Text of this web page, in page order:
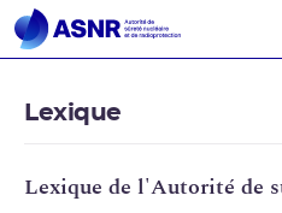
Lexique
Lexique de l'Autorité de